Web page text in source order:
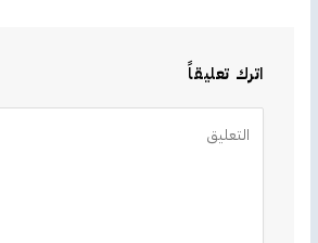
اترك تعليقاً